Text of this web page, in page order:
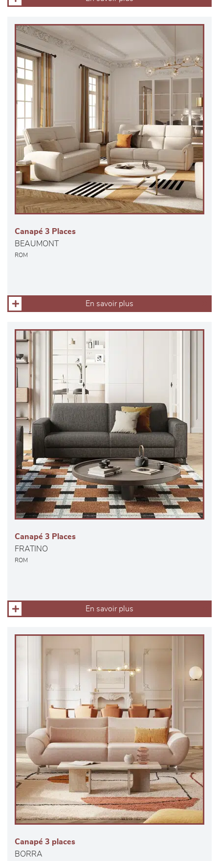
Canapé 3 Places
BEAUMONT
ROM
En savoir plus
Canapé 3 Places
FRATINO
ROM
En savoir plus
Canapé 3 places
BORRA